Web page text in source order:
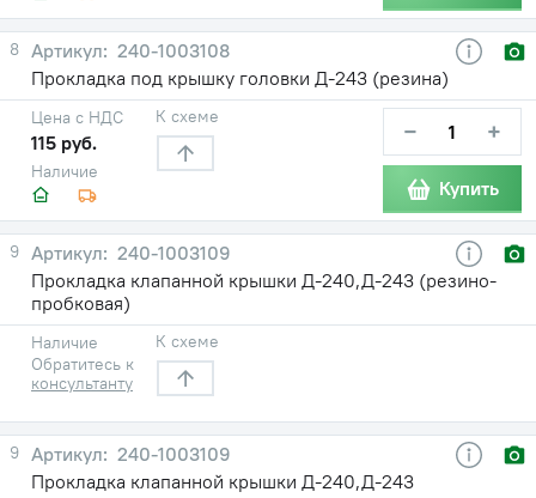
8
240-1003108
Прокладка под крышку головки Д-243 (резина)
Наличие
Цена с НДС
115 руб.
К схеме − +
Купить
9
240-1003109
Прокладка клапанной крышки Д-240,Д-243 (резино-
пробковая)
Наличие
Обратитесь к
консультанту
К схеме
9
240-1003109
Прокладка клапанной крышки Д-240,Д-243